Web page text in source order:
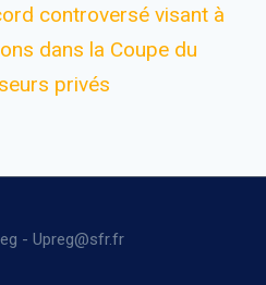
controversé visant à
dans la Coupe du
privés
- Upreg@sfr.fr